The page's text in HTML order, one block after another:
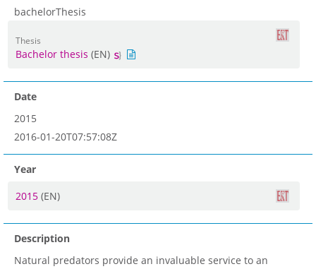
bachelorThesis
Thesis
Bachelor thesis (EN)
Date
2015
2016-01-20T07:57:08Z
Year
2015 (EN)
Description
Natural predators provide an invaluable service to an